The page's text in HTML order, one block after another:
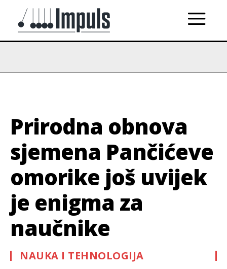
Prirodna obnova
sjemena Pančićeve
omorike još uvijek
je enigma za
naučnike
NAUKA I TEHNOLOGIJA